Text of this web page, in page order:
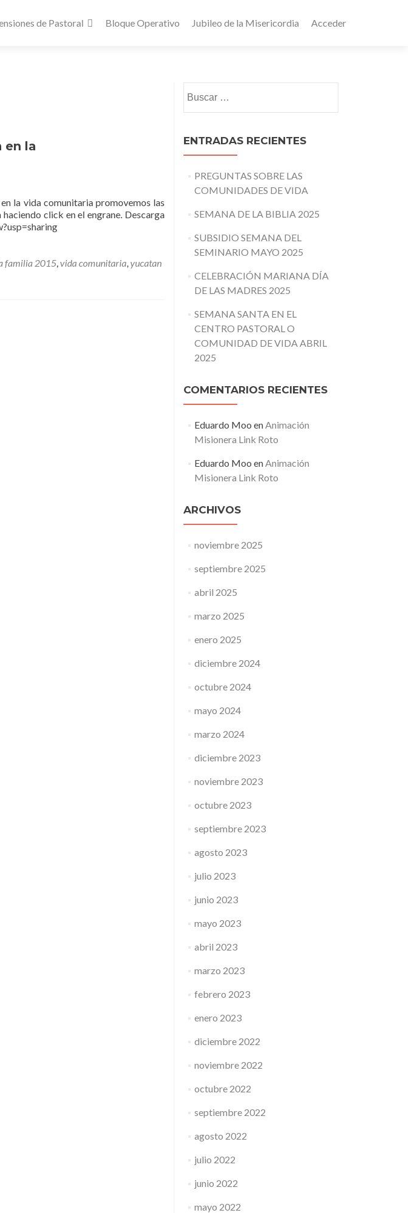
de Pastoral Bloque Operativo Jubileo de la Misericordia Acceder
en la
la vida comunitaria promovemos las
click en el engrane. Descarga
familia 2015,vida comunitaria,yucatan
ENTRADAS RECIENTES
PREGUNTAS SOBRE LAS
COMUNIDADES DE VIDA
SEMANA DE LA BIBLIA 2025
SUBSIDIO SEMANA DEL
SEMINARIO MAYO 2025
CELEBRACIÓN MARIANA DÍA
DE LAS MADRES 2025
SEMANA SANTA EN EL
CENTRO PASTORAL O
COMUNIDAD DE VIDA ABRIL
2025
COMENTARIOS RECIENTES
Eduardo Moo enAnimación
Misionera Link Roto
Eduardo Moo enAnimación
Misionera Link Roto
ARCHIVOS
noviembre 2025
septiembre 2025
abril 2025
marzo 2025
enero 2025
diciembre 2024
octubre 2024
mayo 2024
marzo 2024
diciembre 2023
noviembre 2023
octubre 2023
septiembre 2023
agosto 2023
julio 2023
junio 2023
mayo 2023
abril 2023
marzo 2023
febrero 2023
enero 2023
diciembre 2022
noviembre 2022
octubre 2022
septiembre 2022
agosto 2022
julio 2022
junio 2022
mayo 2022